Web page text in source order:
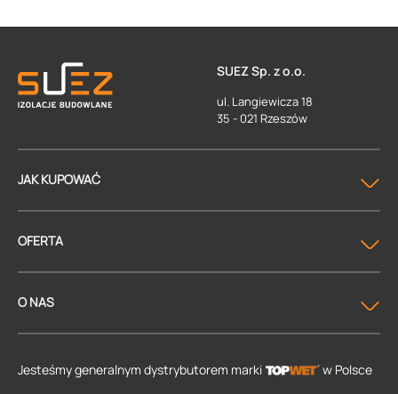
SUEZ Sp. z o.o.
ul. Langiewicza 18
35 - 021 Rzeszów
JAK KUPOWAĆ
OFERTA
O NAS
Jesteśmy generalnym dystrybutorem marki w Polsce